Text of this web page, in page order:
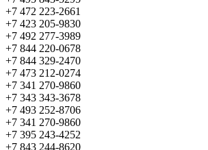
+7 472 223-2661
+7 423 205-9830
+7 492 277-3989
+7 844 220-0678
+7 844 329-2470
+7 473 212-0274
+7 341 270-9860
+7 343 343-3678
+7 493 252-8706
+7 341 270-9860
+7 395 243-4252
+7 843 244-8620